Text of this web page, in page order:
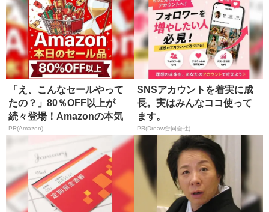
「え、こんなセールやって
たの？」80％OFF以上が
続々登場！Amazonの本気
が...
PR(Amazon)
SNSアカウントを着実に成
長。実はみんなココ使って
ます。
PR(Dreaw合同会社)